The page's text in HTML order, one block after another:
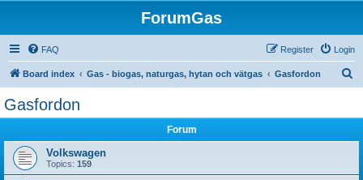
ForumGas
FAQ Login
Register
Board index Gas - biogas, naturgas, hytan och vätgas Gasfordon
Gasfordon
Forum
Volkswagen
Topics: 159